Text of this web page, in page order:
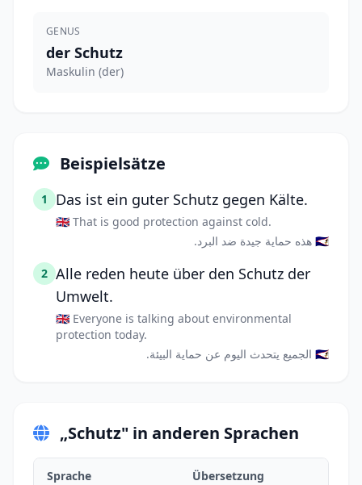
GENUS
der Schutz
Maskulin (der)
Beispielsätze
1 Das ist ein guter Schutz gegen Kälte.
🇬🇧 That is good protection against cold.
🇸🇦 هذه حماية جيدة ضد البرد.
2 Alle reden heute über den Schutz der
Umwelt.
🇬🇧 Everyone is talking about environmental
protection today.
🇸🇦 الجميع يتحدث اليوم عن حماية البيئة.
„Schutz" in anderen Sprachen
Sprache Übersetzung